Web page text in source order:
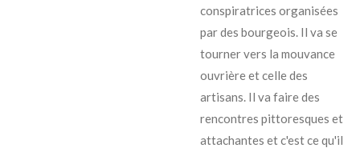
conspiratrices organisées
par des bourgeois. Il va se
tourner vers la mouvance
ouvrière et celle des
artisans. Il va faire des
rencontres pittoresques et
attachantes et c'est ce qu'il